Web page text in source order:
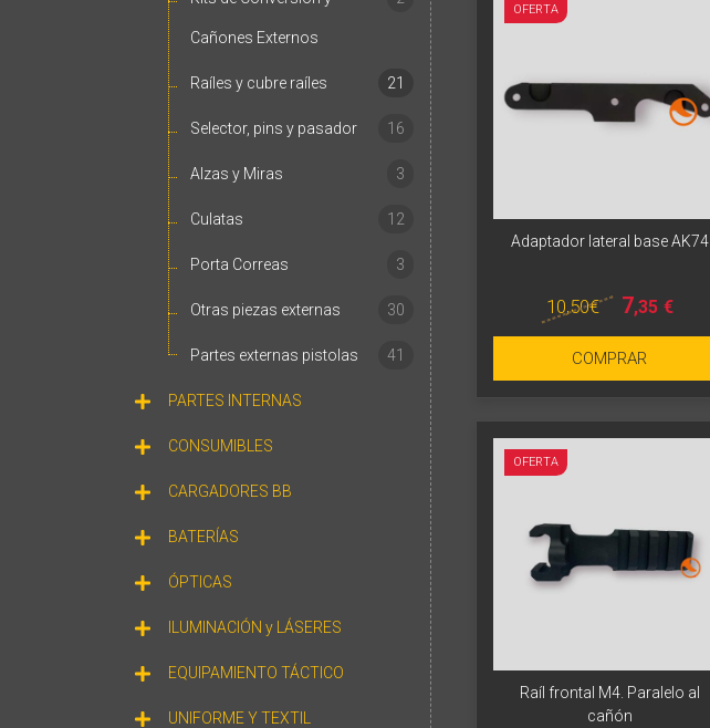
Cañones Externos
Raíles y cubre raíles 21
Selector, pins y pasador 16
Alzas y Miras 3
Culatas 12
Porta Correas 3
Otras piezas externas 30
Partes externas pistolas 41
PARTES INTERNAS
CONSUMIBLES
CARGADORES BB
BATERÍAS
ÓPTICAS
ILUMINACIÓN y LÁSERES
EQUIPAMIENTO TÁCTICO
UNIFORME Y TEXTIL
OFERTA
Adaptador lateral base AK74
10,50€ 7,35 €
COMPRAR
OFERTA
Raíl frontal M4. Paralelo al
cañón